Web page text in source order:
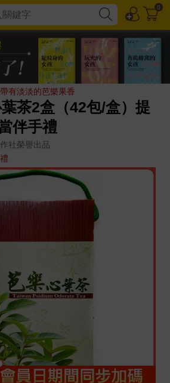
0
有淡淡的芭樂果香
茶2盒（42包/盒）提
伴手禮
社榮譽出品